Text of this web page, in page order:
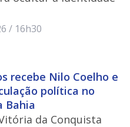
/ 16h30
recebe Nilo Coelho e
política no
Bahia
da Conquista